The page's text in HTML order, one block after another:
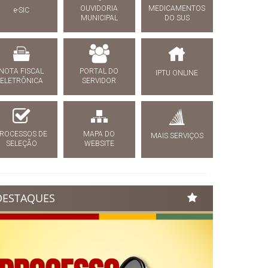
e-SIC
OUVIDORIA
MUNICIPAL
MEDICAMENTOS
DO SUS
FISCAL
ELETRÔNICA
PORTAL DO
SERVIDOR
IPTU ONLINE
DE
SELEÇÃO
MAPA DO
WEBSITE
MAIS SERVIÇOS